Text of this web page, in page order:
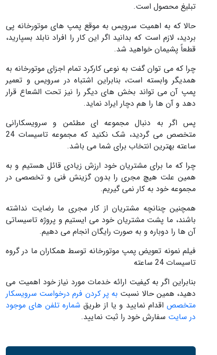
تبلیغ محصول است.
حالا که به اهمیت سرویس به موقع پمپ های موتورخانه پی
بردید، لازم است که بدانید اگر این کار را افراد نابلد بسپارید،
قطعاً پشیمان خواهید شد.
چرا که می توان گفت به نوعی کارکرد تمام اجزای موتورخانه به
همدیگر وابسته است، بنابراین اشتباه در سرویس و تعمیر
پمپ آن می تواند بخش های دیگر را نیز تحت الشعاع قرار
دهد و آن ها را هم دچار ایراد نماید.
پس اگر به دنبال مجموعه ای مطئمن و سرویسکارانی
متخصص می گردید، شک نکنید که مجموعه تاسیسات 24
ساعته بهترین انتخاب برای شما می باشد.
چرا که ما برای مشتریان خود ارزش زیادی قائل هستیم و به
همین علت هیچ مجری را بدون گزینش فنی و تخصصی در
مجموعه خود به کار نمی گیریم.
همچنین چنانچه مشتریان از کار مجری ما رضایت نداشته
باشند، ما پشت مشتریان خود می ایستیم و پروژه تاسیساتی
آن ها را دوباره و به صورت رایگان انجام می دهیم.
فیلم نمونه تعویض پمپ موتورخانه توسط همکاران ما در گروه
تاسیسات 24 ساعته
بنابراین اگر به کیفیت ارائه خدمات مورد نیاز خود اهمیت می
دهید، همین حالا نسبت به پر کردن فرم درخواست سرویسکار
متخصص اقدام نمایید و یا از طریق شماره تلفن های موجود
در سایت سفارش خود را ثبت نمایید.